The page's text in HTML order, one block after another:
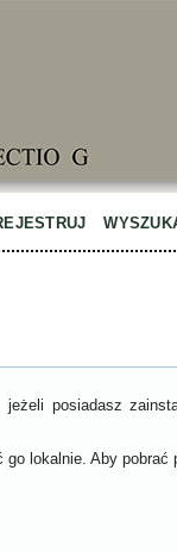
posiadasz
lokalnie. Aby